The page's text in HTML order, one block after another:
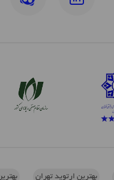
بهترین ارتوپد تهران